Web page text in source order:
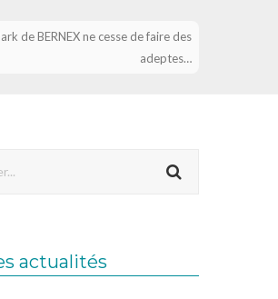
de BERNEX ne cesse de faire des
adeptes…
actualités